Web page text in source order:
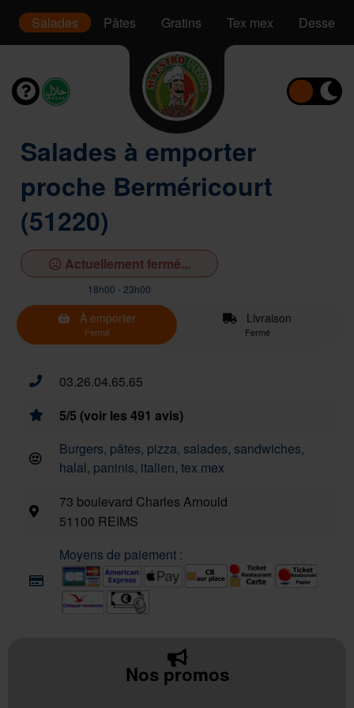
Salades Pâtes Gratins Tex mex Desserts
Salades à emporter
proche Berméricourt
(51220)
Actuellement fermé...
18h00 - 23h00
À emporter
Fermé
Livraison
Fermé
03.26.04.65.65
5/5 (voir les 491 avis)
Burgers, pâtes, pizza, salades, sandwiches,
halal, paninis, italien, tex mex
73 boulevard Charles Arnould
51100 REIMS
Moyens de paiement :
Nos promos